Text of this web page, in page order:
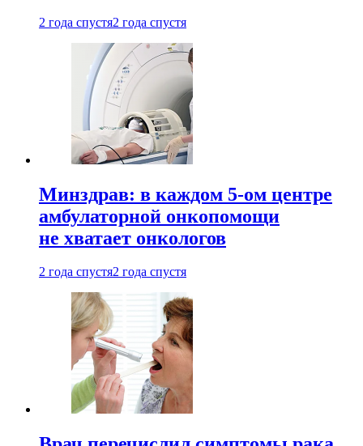
2 года спустя2 года спустя
Минздрав: в каждом 5-ом центре
амбулаторной онкопомощи
не хватает онкологов
2 года спустя2 года спустя